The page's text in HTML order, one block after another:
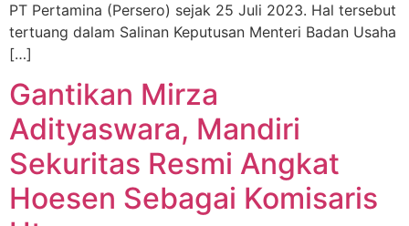
PT Pertamina (Persero) sejak 25 Juli 2023. Hal tersebut
tertuang dalam Salinan Keputusan Menteri Badan Usaha
[…]
Gantikan Mirza
Adityaswara, Mandiri
Sekuritas Resmi Angkat
Hoesen Sebagai Komisaris